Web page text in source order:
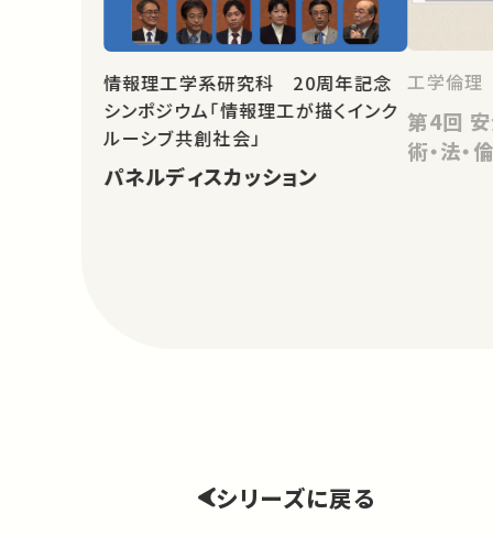
情報理工学系研究科 20周年記念
シンポジウム「情報理工が描くインク
ルーシブ共創社会」
パネルディスカッション
工学倫理
第4回 安全確保の潮流 －科学技
術・法・
シリーズに戻る